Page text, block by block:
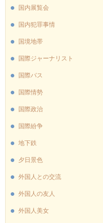
国内展覧会
国内犯罪事情
国境地帯
国際ジャーナリスト
国際バス
国際情勢
国際政治
国際紛争
地下鉄
夕日景色
外国人との交流
外国人の友人
外国人美女